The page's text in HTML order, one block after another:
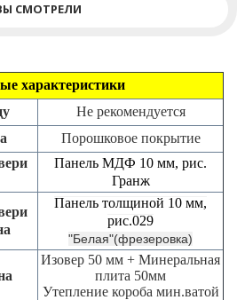
СМОТРЕЛИ
характеристики
Не рекомендуется
Порошковое покрытие
Панель МДФ 10 мм, рис.
Гранж
Панель толщиной 10 мм,
рис.029
"Белая"(фрезеровка)
Изовер 50 мм + Минеральная
плита 50мм
Утепление короба мин.ватой